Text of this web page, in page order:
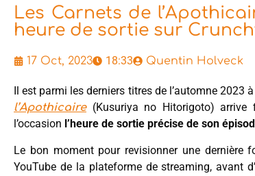
Les Carnets de
heure de sortie sur
17 Oct, 2023 18:33 Quentin Holveck
Il est parmi les derniers titres de l’automne 2023
l’Apothicaire(Kusuriya no Hitorigoto) arrive
l’occasion l’heure de sortie précise de son
Le bon moment pour revisionner une dernière
YouTube de la plateforme de streaming, avant